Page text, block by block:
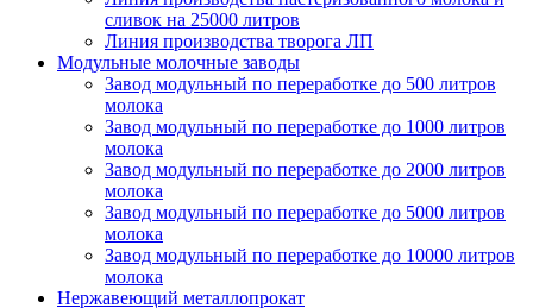
сливок на 25000 литров
Линия производства творога ЛП
Модульные молочные заводы
Завод модульный по переработке до 500 литров
молока
Завод модульный по переработке до 1000 литров
молока
Завод модульный по переработке до 2000 литров
молока
Завод модульный по переработке до 5000 литров
молока
Завод модульный по переработке до 10000 литров
молока
Нержавеющий металлопрокат